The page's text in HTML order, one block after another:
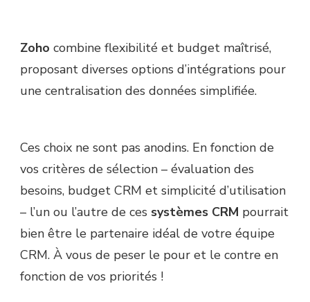
Zoho combine flexibilité et budget maîtrisé,
proposant diverses options d’intégrations pour
une centralisation des données simplifiée.
Ces choix ne sont pas anodins. En fonction de
vos critères de sélection – évaluation des
besoins, budget CRM et simplicité d’utilisation
– l’un ou l’autre de ces systèmes CRM pourrait
bien être le partenaire idéal de votre équipe
CRM. À vous de peser le pour et le contre en
fonction de vos priorités !